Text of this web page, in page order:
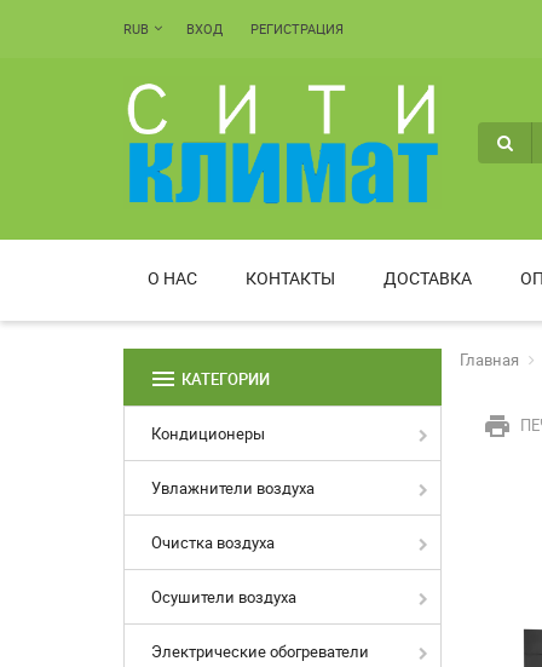
RUB ВХОД РЕГИСТРАЦИЯ
О НАС КОНТАКТЫ ДОСТАВКА
menu КАТЕГОРИИ
Кондиционеры
Увлажнители воздуха
Очистка воздуха
Осушители воздуха
Электрические обогреватели
Главная
print